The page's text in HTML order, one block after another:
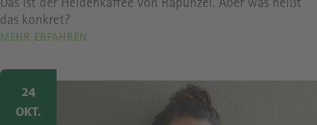
Das ist der Heldenkaffee von Rapunzel. Aber was heißt
das konkret?
MEHR ERFAHREN
Image
24
OKT.